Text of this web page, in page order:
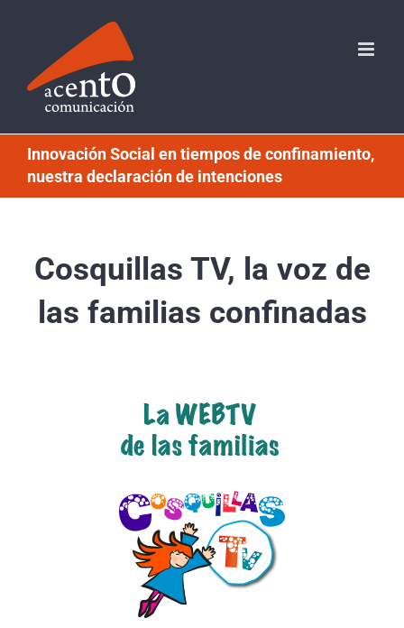
contenido
Innovación Social en tiempos de confinamiento,
nuestra declaración de intenciones
Cosquillas TV, la voz de
las familias confinadas